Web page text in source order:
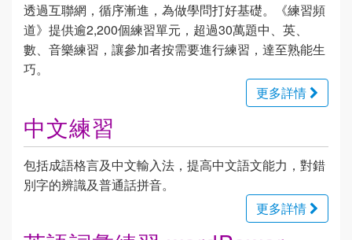
透過互聯網，循序漸進，為做學問打好基礎。《練習頻
道》提供逾2,200個練習單元，超過30萬題中、英、
數、音樂練習，讓參加者按需要進行練習，達至熟能生
巧。
更多詳情
中文練習
包括成語格言及中文輸入法，提高中文語文能力，對錯
別字的辨識及普通話拼音。
更多詳情